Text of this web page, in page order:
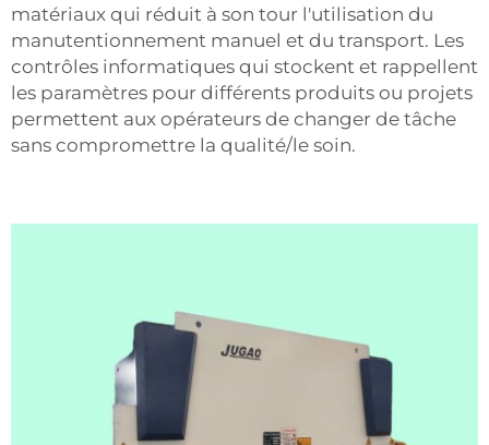
matériaux qui réduit à son tour l'utilisation du
manutentionnement manuel et du transport. Les
contrôles informatiques qui stockent et rappellent
les paramètres pour différents produits ou projets
permettent aux opérateurs de changer de tâche
sans compromettre la qualité/le soin.